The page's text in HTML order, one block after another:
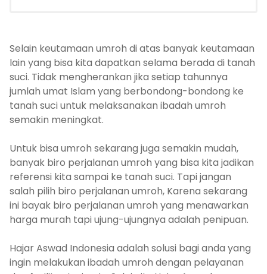
Selain keutamaan umroh di atas banyak keutamaan
lain yang bisa kita dapatkan selama berada di tanah
suci. Tidak mengherankan jika setiap tahunnya
jumlah umat Islam yang berbondong-bondong ke
tanah suci untuk melaksanakan ibadah umroh
semakin meningkat.
Untuk bisa umroh sekarang juga semakin mudah,
banyak biro perjalanan umroh yang bisa kita jadikan
referensi kita sampai ke tanah suci. Tapi jangan
salah pilih biro perjalanan umroh, Karena sekarang
ini bayak biro perjalanan umroh yang menawarkan
harga murah tapi ujung-ujungnya adalah penipuan.
Hajar Aswad Indonesia adalah solusi bagi anda yang
ingin melakukan ibadah umroh dengan pelayanan